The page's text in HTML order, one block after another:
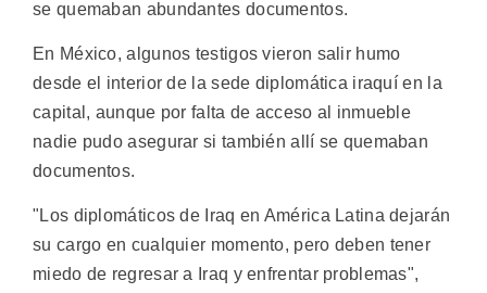
se quemaban abundantes documentos.
En México, algunos testigos vieron salir humo
desde el interior de la sede diplomática iraquí en la
capital, aunque por falta de acceso al inmueble
nadie pudo asegurar si también allí se quemaban
documentos.
"Los diplomáticos de Iraq en América Latina dejarán
su cargo en cualquier momento, pero deben tener
miedo de regresar a Iraq y enfrentar problemas",